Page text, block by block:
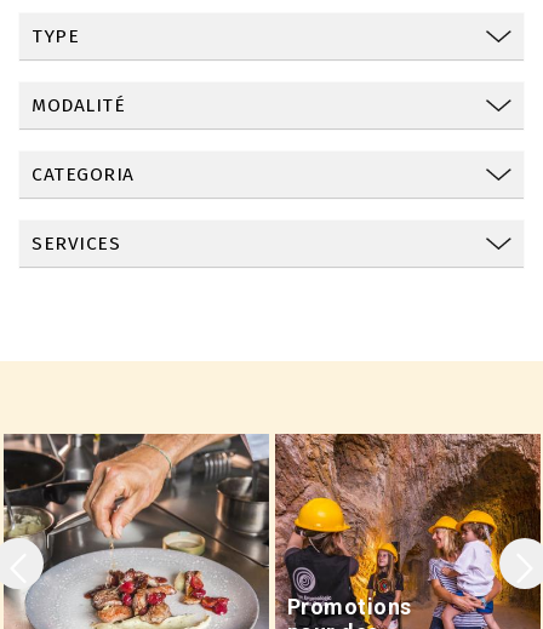
TYPE
MODALITÉ
CATEGORIA
SERVICES
Promotions